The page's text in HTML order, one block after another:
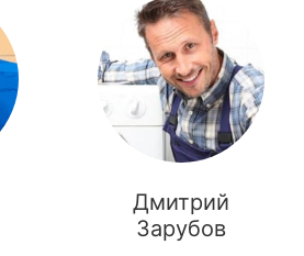
Дмитрий
Зарубов